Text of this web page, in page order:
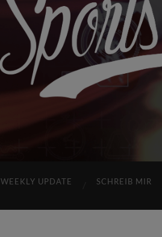
WEEKLY UPDATE SCHREIB MIR